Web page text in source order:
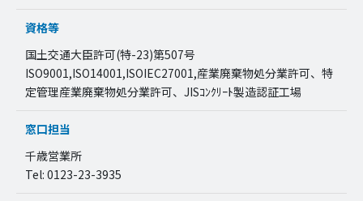
資格等
国土交通大臣許可(特-23)第507号
ISO9001,ISO14001,ISOIEC27001,産業廃棄物処分業許可、特
定管理産業廃棄物処分業許可、JISｺﾝｸﾘｰﾄ製造認証工場
窓口担当
千歳営業所
Tel: 0123-23-3935